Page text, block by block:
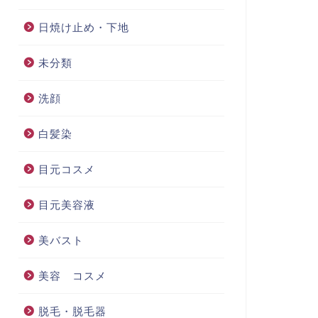
日焼け止め・下地
未分類
洗顔
白髪染
目元コスメ
目元美容液
美バスト
美容 コスメ
脱毛・脱毛器